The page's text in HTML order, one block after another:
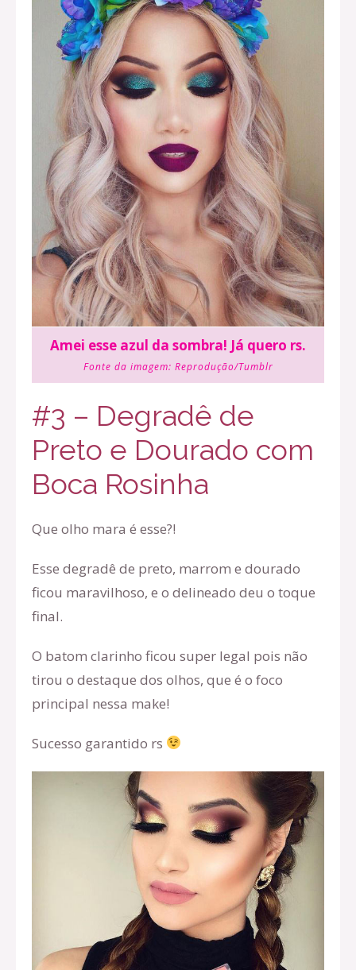
Amei esse azul da sombra! Já quero rs.
Fonte da imagem: Reprodução/Tumblr
#3 – Degradê de
Preto e Dourado com
Boca Rosinha
Que olho mara é esse?!
Esse degradê de preto, marrom e dourado
ficou maravilhoso, e o delineado deu o toque
final.
O batom clarinho ficou super legal pois não
tirou o destaque dos olhos, que é o foco
principal nessa make!
Sucesso garantido rs